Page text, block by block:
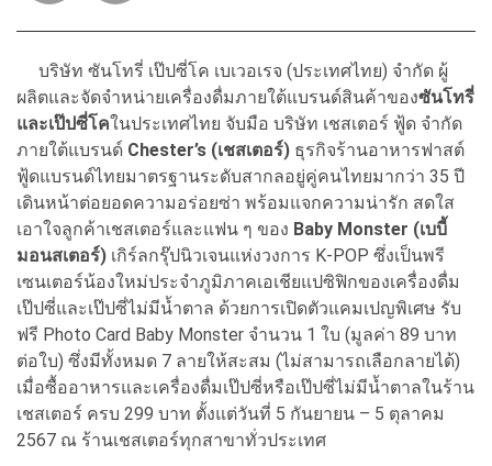
บริษัท ซันโทรี่ เป๊ปซี่โค เบเวอเรจ (ประเทศไทย) จำกัด ผู้
ผลิตและจัดจำหน่ายเครื่องดื่มภายใต้แบรนด์สินค้าของซันโทรี่
และเป๊ปซี่โคในประเทศไทย จับมือ บริษัท เชสเตอร์ ฟู้ด จำกัด
ภายใต้แบรนด์ Chester’s (เชสเตอร์) ธุรกิจร้านอาหารฟาสต์
ฟู้ดแบรนด์ไทยมาตรฐานระดับสากลอยู่คู่คนไทยมากว่า 35 ปี
เดินหน้าต่อยอดความอร่อยซ่า พร้อมแจกความน่ารัก สดใส
เอาใจลูกค้าเชสเตอร์และแฟน ๆ ของ Baby Monster (เบบี้
มอนสเตอร์) เกิร์ลกรุ๊ปนิวเจนแห่งวงการ K-POP ซึ่งเป็นพรี
เซนเตอร์น้องใหม่ประจำภูมิภาคเอเชียแปซิฟิกของเครื่องดื่ม
เป๊ปซี่และเป๊ปซี่ไม่มีน้ำตาล ด้วยการเปิดตัวแคมเปญพิเศษ รับ
ฟรี Photo Card Baby Monster จำนวน 1 ใบ (มูลค่า 89 บาท
ต่อใบ) ซึ่งมีทั้งหมด 7 ลายให้สะสม (ไม่สามารถเลือกลายได้)
เมื่อซื้ออาหารและเครื่องดื่มเป๊ปซี่หรือเป๊ปซี่ไม่มีน้ำตาลในร้าน
เชสเตอร์ ครบ 299 บาท ตั้งแต่วันที่ 5 กันยายน – 5 ตุลาคม
2567 ณ ร้านเชสเตอร์ทุกสาขาทั่วประเทศ